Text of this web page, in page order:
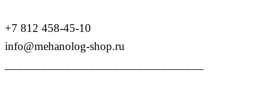
+7 812 458-45-10
info@mehanolog-shop.ru